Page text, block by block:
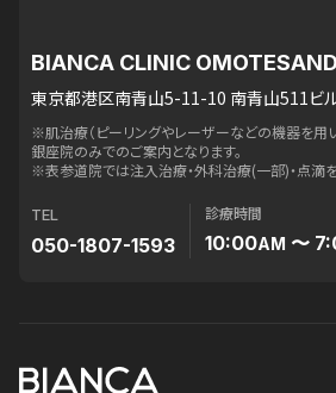
BIANCA CLINIC
東京都港区南青山5-11-10 南青山511ビ
※肌治療（ピーリングやレーザーなどの機器を用
銀座院のみでのご案内となります。
※表参道院では注入治療・外科治療(一部)・点滴
TEL
050-1807-1593
診療時間
10:00AM 〜